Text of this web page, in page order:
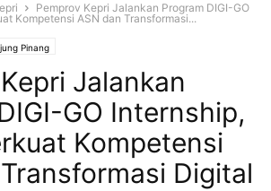
Pemprov Kepri Jalankan Program DIGI-GO
Kompetensi ASN dan Transformasi...
Pinang
Jalankan
GO Internship,
Kompetensi
Digital